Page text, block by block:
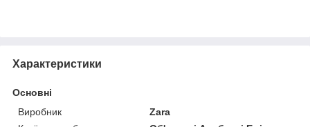
Характеристики
Основні
Виробник
Zara